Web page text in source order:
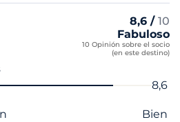
8,6 / 10
Fabuloso
10 Opinión sobre el socio
(en este destino)
8,6
Bien